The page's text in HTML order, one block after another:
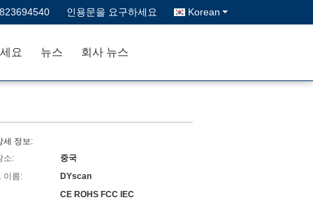
인용문을 요구하세요 Korean
요 뉴스 회사 뉴스
세 정보:
소:
중국
이름:
DYscan
CE ROHS FCC IEC